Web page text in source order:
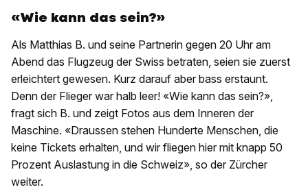
«Wie kann das sein?»
Als Matthias B. und seine Partnerin gegen 20 Uhr am
Abend das Flugzeug der Swiss betraten, seien sie zuerst
erleichtert gewesen. Kurz darauf aber bass erstaunt.
Denn der Flieger war halb leer! «Wie kann das sein?»,
fragt sich B. und zeigt Fotos aus dem Inneren der
Maschine. «Draussen stehen Hunderte Menschen, die
keine Tickets erhalten, und wir fliegen hier mit knapp 50
Prozent Auslastung in die Schweiz», so der Zürcher
weiter.